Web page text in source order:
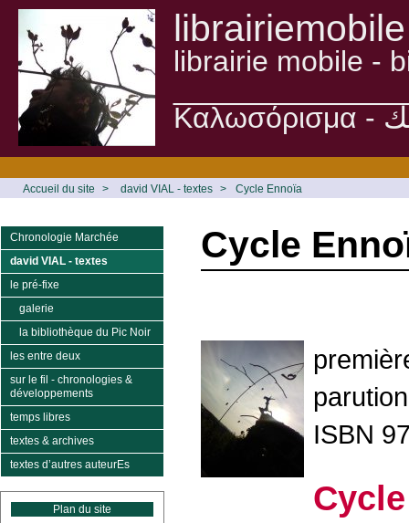
librairiemobile
librairie mobile -
Accueil du site > david VIAL - textes > Cycle Ennoïa
Cycle
ISBN
Chronologie Marchée
david VIAL - textes
le pré-fixe
galerie
la bibliothèque du Pic Noir
les entre deux
sur le fil - chronologies &
développements
temps libres
textes & archives
textes d’autres auteurEs
Plan du site